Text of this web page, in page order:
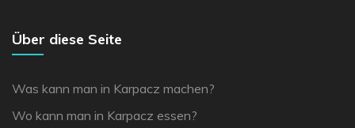
Über diese Seite
Was kann man in Karpacz machen?
Wo kann man in Karpacz essen?